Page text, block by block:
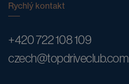
Rychlý kontakt
+420 722 108 109
czech@topdriveclub.com